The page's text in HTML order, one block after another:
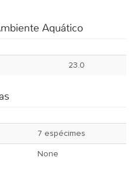
Aquático
23.0
7 espécimes
None